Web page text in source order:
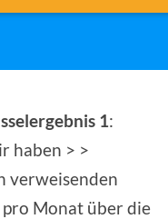
1:
haben > >
verweisenden
Monat über die